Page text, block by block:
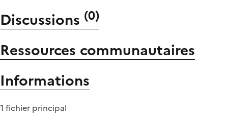
Discussions (0)
Ressources communautaires
Informations
1 fichier principal